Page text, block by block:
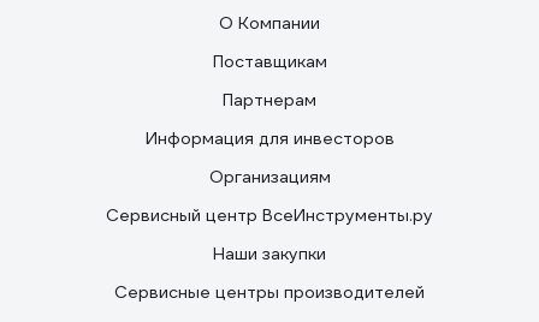
О Компании
Поставщикам
Партнерам
Информация для инвесторов
Организациям
Сервисный центр ВсеИнструменты.ру
Наши закупки
Сервисные центры производителей